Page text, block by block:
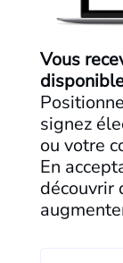
Vous
signez
ou votre
En
découvrir